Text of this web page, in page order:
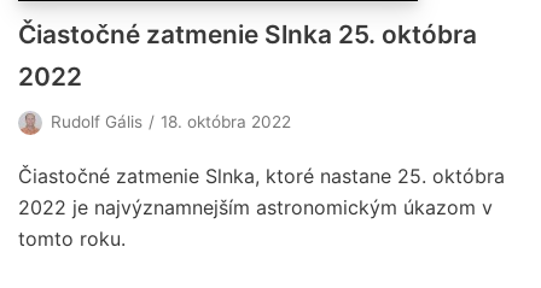
Čiastočné zatmenie Slnka 25. októbra
2022
Rudolf Gális 18. októbra 2022
Čiastočné zatmenie Slnka, ktoré nastane 25. októbra
2022 je najvýznamnejším astronomickým úkazom v
tomto roku.